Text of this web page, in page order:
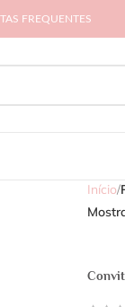
FREQUENTES
Início/